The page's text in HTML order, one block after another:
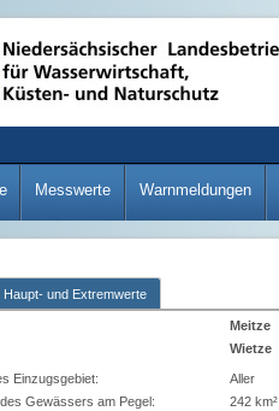
Messwerte Warnmeldungen
Haupt- und Extremwerte
Meitze
Wietze
Einzugsgebiet:
Aller
Gewässers am Pegel:
242 km²